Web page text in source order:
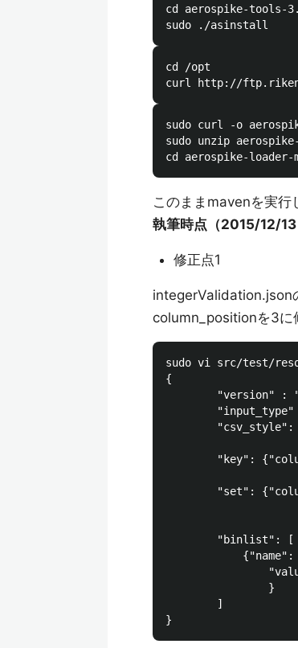
cd aerospike-tools-
cd /opt
sudo curl -o
sudo unzip
このままmavenを実行
執筆時点（2015/12/13
修正点1
integerValidation.json
column_positionを3に
sudo vi src/test/
{
"version" :
"input_type"
"csv_style":
"key":
"set":
        "binlist": [
{"name":
                }
        ]